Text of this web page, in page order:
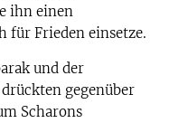
ihn einen
für Frieden einsetze.
und der
gegenüber
Scharons